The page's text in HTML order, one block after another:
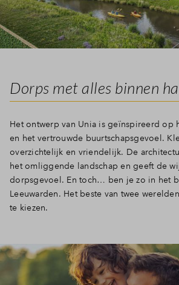
Dorps met alles binnen
Het ontwerp van Unia is geïnspireerd op
en het vertrouwde buurtschapsgevoel.
overzichtelijk en vriendelijk. De
het omliggende landschap en geeft de
dorpsgevoel. En toch… ben je zo in het
Leeuwarden. Het beste van twee
te kiezen.